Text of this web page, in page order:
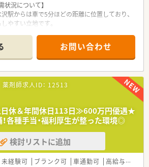
状況について】
駅からは車で5分ほどの距離に位置しており、
やすい立地です。
しています。
師4名と事務4名の体制を基本としており、手
営されています。
て】
採用で、年収は経験や年齢、前職の給与などを
から700万円を提示します。
8時30分から17時30分までとなっており、メリ
る環境です。
与は年2回支給され、安定した収入を得ながら
働ける職場です。
内容】
務全般を担当し、丁寧な服薬指導や薬歴管理を
お問い合わせ
薬剤師求人ID： 12513
日休＆年間休日113日≫600万円優遇★
各種手当・福利厚生が整った環境◎
検討リストに追加
未経験可 ブランク可 車通勤可 高給与(600万円以上)